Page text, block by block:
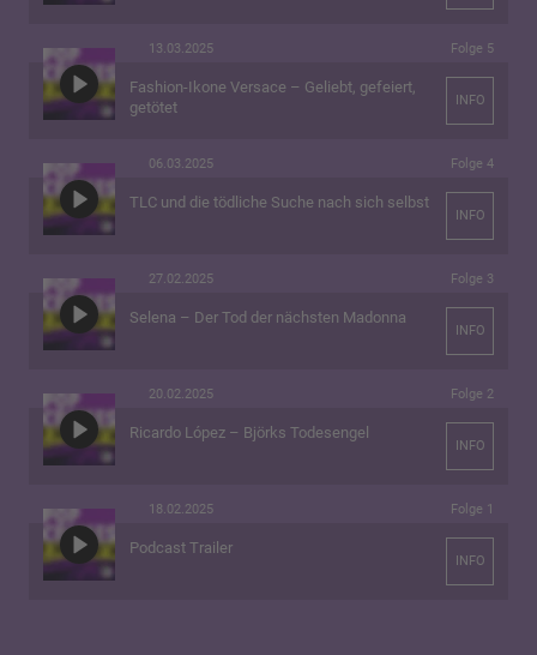
13.03.2025 Folge 5
Fashion-Ikone Versace – Geliebt, gefeiert,
getötet
INFO
06.03.2025 Folge 4
TLC und die tödliche Suche nach sich selbst
INFO
27.02.2025 Folge 3
Selena – Der Tod der nächsten Madonna
INFO
20.02.2025 Folge 2
Ricardo López – Björks Todesengel
INFO
18.02.2025 Folge 1
Podcast Trailer
INFO